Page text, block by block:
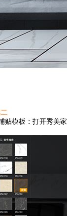
贴模板：打开秀美